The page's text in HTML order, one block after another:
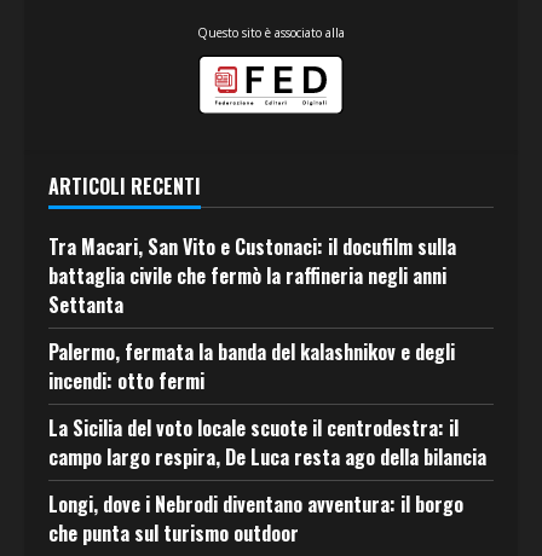
Questo sito è associato alla
ARTICOLI RECENTI
Tra Macari, San Vito e Custonaci: il docufilm sulla
battaglia civile che fermò la raffineria negli anni
Settanta
Palermo, fermata la banda del kalashnikov e degli
incendi: otto fermi
La Sicilia del voto locale scuote il centrodestra: il
campo largo respira, De Luca resta ago della bilancia
Longi, dove i Nebrodi diventano avventura: il borgo
che punta sul turismo outdoor